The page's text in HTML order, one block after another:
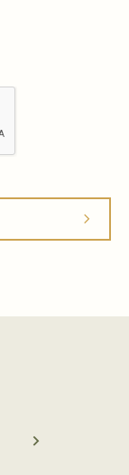
arrow_forward_ios
navigate_next